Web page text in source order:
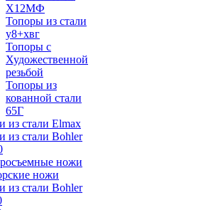
Х12МФ
Топоры из стали
у8+хвг
Топоры с
Художественной
резьбой
Топоры из
кованной стали
65Г
из стали Elmax
из стали Bohler
ножи
ножи
из стали Bohler